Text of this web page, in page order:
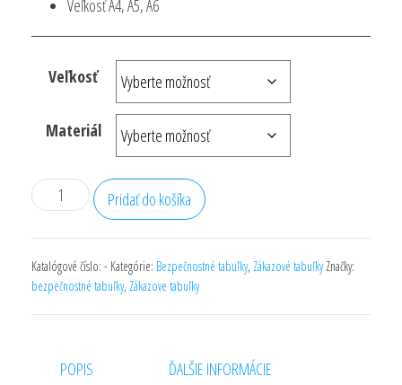
Veľkosť A4, A5, A6
Veľkosť
Materiál
množstvo
Zákaz
vodou
Pridať do košíka
Katalógové číslo: - Kategórie: Bezpečnostné tabuľky, Zákazové tabuľky Značky:
bezpečnostné tabuľky, Zákazove tabuľky
POPIS ĎALŠIE INFORMÁCIE